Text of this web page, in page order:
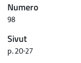
Numero
98
Sivut
p. 20-27